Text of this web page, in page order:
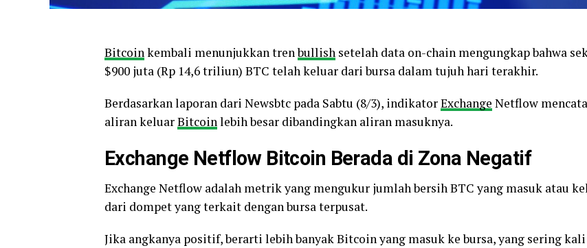
Bitcoinkembali menunjukkan trenbullish setelah data on-chain mengungkap bahwa
$900 juta (Rp 14,6 triliun) BTC telah keluar dari bursa dalam tujuh hari terakhir.
Berdasarkan laporan dari Newsbtc pada Sabtu (8/3), indikatorExchange Netflow
aliran keluarBitcoinlebih besar dibandingkan aliran masuknya.
Exchange Netflow Bitcoin Berada di Zona Negatif
Exchange Netflow adalah metrik yang mengukur jumlah bersih BTC yang masuk atau
dari dompet yang terkait dengan bursa terpusat.
Jika angkanya positif, berarti lebih banyak Bitcoin yang masuk ke bursa, yang sering kali